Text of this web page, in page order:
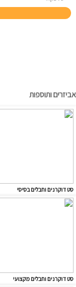
אביזרים ותוספות
סט דוקרנים וחבלים בסיסי
סט דוקרנים וחבלים מקצועי